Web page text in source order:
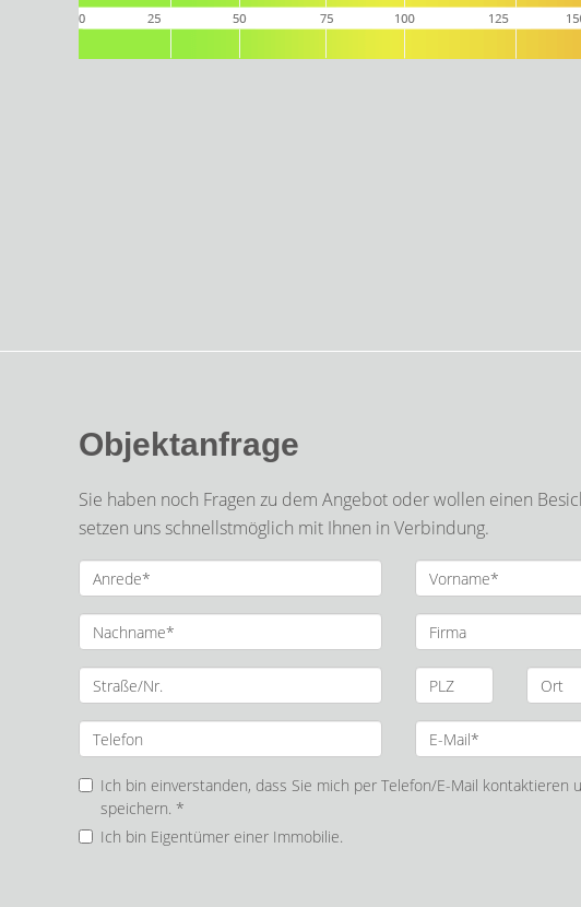
Objektanfrage
Sie haben noch Fragen zu dem Angebot oder wollen einen
setzen uns schnellstmöglich mit Ihnen in Verbindung.
Ich bin einverstanden, dass Sie mich per Telefon/E-Mail kontaktieren
speichern. *
Ich bin Eigentümer einer Immobilie.